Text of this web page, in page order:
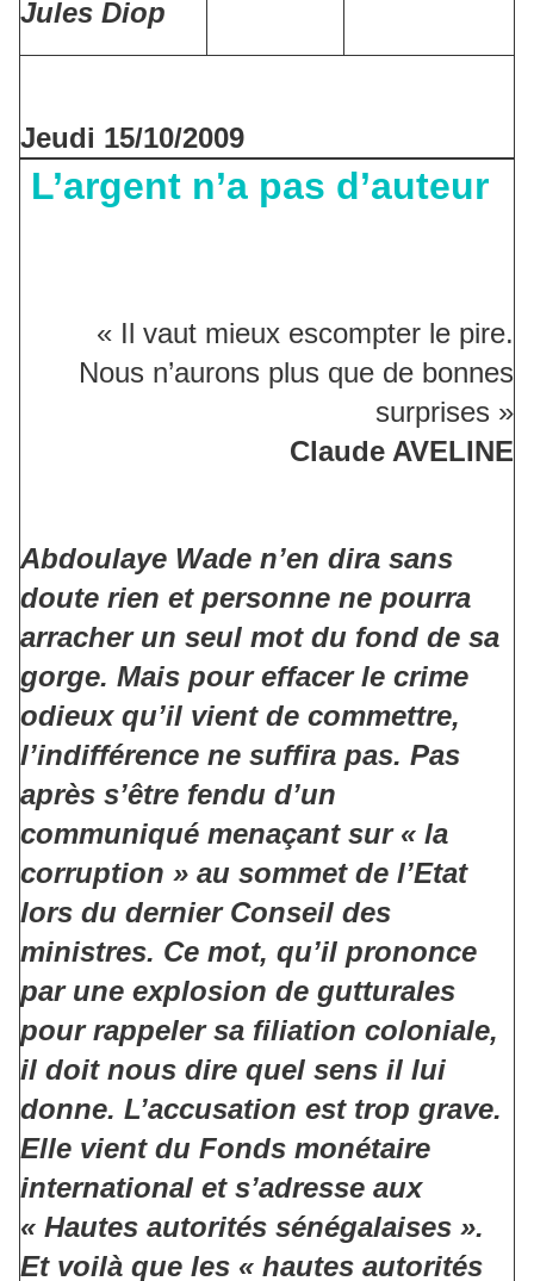
Jules Diop
Jeudi 15/10/2009
L’argent n’a pas d’auteur
« Il vaut mieux escompter le pire.
Nous n’aurons plus que de bonnes
surprises »
Claude AVELINE
Abdoulaye Wade n’en dira sans
doute rien et personne ne pourra
arracher un seul mot du fond de sa
gorge. Mais pour effacer le crime
odieux qu’il vient de commettre,
l’indifférence ne suffira pas. Pas
après s’être fendu d’un
communiqué menaçant sur « la
corruption » au sommet de l’Etat
lors du dernier Conseil des
ministres. Ce mot, qu’il prononce
par une explosion de gutturales
pour rappeler sa filiation coloniale,
il doit nous dire quel sens il lui
donne. L’accusation est trop grave.
Elle vient du Fonds monétaire
international et s’adresse aux
« Hautes autorités sénégalaises ».
Et voilà que les « hautes autorités